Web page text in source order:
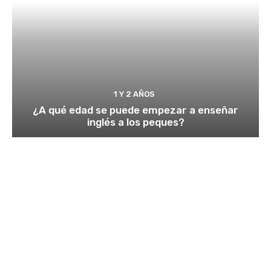
1 Y 2 AÑOS
¿A qué edad se puede empezar a enseñar
inglés a los peques?